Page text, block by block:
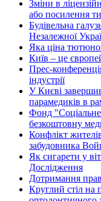
Зміни в
або посилення
Будівельна
Незалежної
Яка ціна
Київ – це
Прес-
індустрії
У Києві
парамедиків в
Фонд
безкоштовну
Конфлікт
забудовника
Як сигарети у
Дослідження
Дотримання
Круглий стіл на